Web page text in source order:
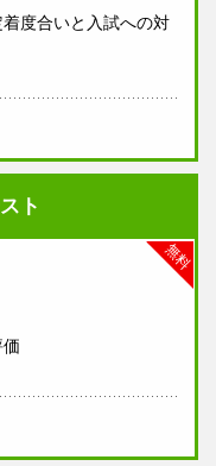
ル
・生徒追加がお済みで
理科・社会）・3科目
かを選択してくださ
度合いと入試への対
ト
無料